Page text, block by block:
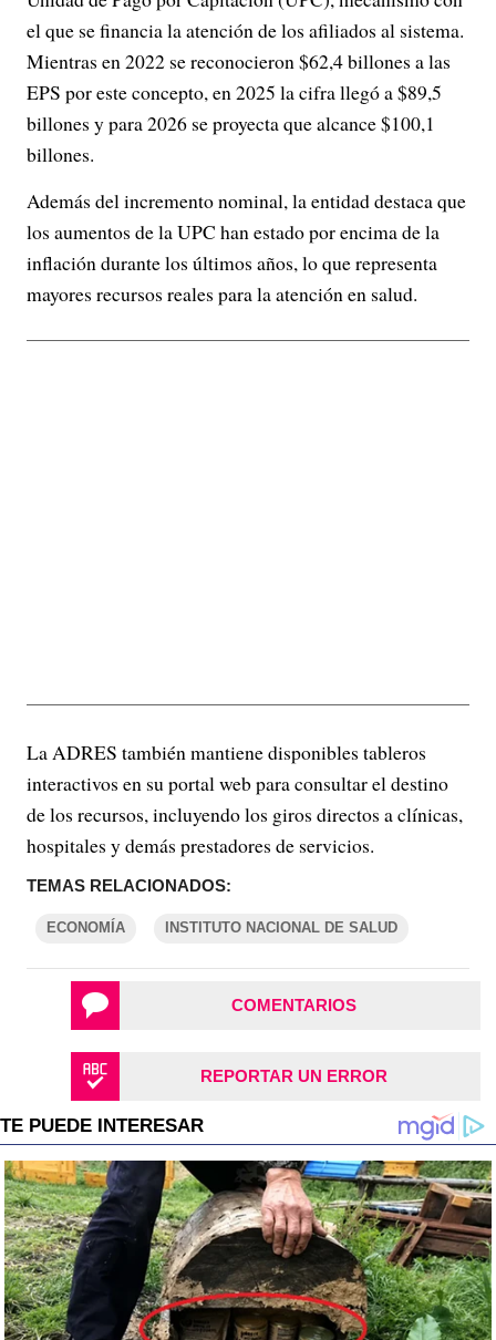
el que se financia la atención de los afiliados al sistema.
Mientras en 2022 se reconocieron $62,4 billones a las
EPS por este concepto, en 2025 la cifra llegó a $89,5
billones y para 2026 se proyecta que alcance $100,1
billones.
Además del incremento nominal, la entidad destaca que
los aumentos de la UPC han estado por encima de la
inflación durante los últimos años, lo que representa
mayores recursos reales para la atención en salud.
La ADRES también mantiene disponibles tableros
interactivos en su portal web para consultar el destino
de los recursos, incluyendo los giros directos a clínicas,
hospitales y demás prestadores de servicios.
TEMAS RELACIONADOS:
ECONOMÍA INSTITUTO NACIONAL DE SALUD
COMENTARIOS
REPORTAR UN ERROR